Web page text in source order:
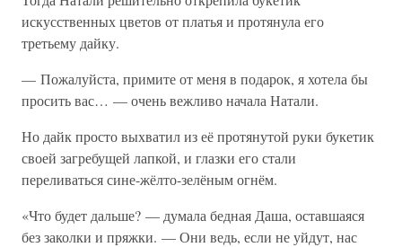
искусственных цветов от платья и протянула его
третьему дайку.
— Пожалуйста, примите от меня в подарок, я хотела бы
просить вас… — очень вежливо начала Натали.
Но дайк просто выхватил из её протянутой руки букетик
своей загребущей лапкой, и глазки его стали
переливаться сине-жёлто-зелёным огнём.
«Что будет дальше? — думала бедная Даша, оставшаяся
без заколки и пряжки. — Они ведь, если не уйдут, нас